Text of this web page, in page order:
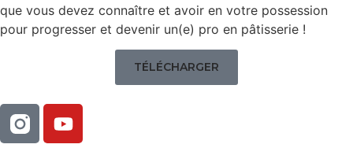
que vous devez connaître et avoir en votre possession
pour progresser et devenir un(e) pro en pâtisserie !
TÉLÉCHARGER